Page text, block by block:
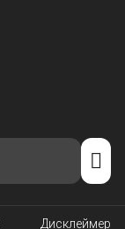
Дисклеймер